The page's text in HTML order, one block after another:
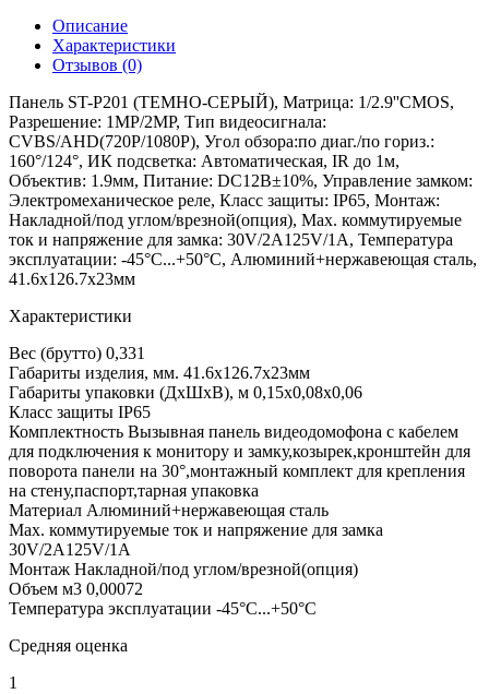
Описание
Характеристики
Отзывов (0)
Панель ST-P201 (ТЕМНО-СЕРЫЙ), Матрица: 1/2.9''CMOS,
Разрешение: 1MP/2MP, Тип видеосигнала:
CVBS/AHD(720P/1080P), Угол обзора:по диаг./по гориз.:
160°/124°, ИК подсветка: Автоматическая, IR до 1м,
Объектив: 1.9мм, Питание: DС12В±10%, Управление замком:
Электромеханическое реле, Класс защиты: IР65, Монтаж:
Накладной/под углом/врезной(опция), Мах. коммутируемые
ток и напряжение для замка: 30V/2A125V/1A, Температура
эксплуатации: -45°С...+50°С, Алюминий+нержавеющая сталь,
41.6х126.7х23мм
Характеристики
Вес (брутто) 0,331
Габариты изделия, мм. 41.6х126.7х23мм
Габариты упаковки (ДхШхВ), м 0,15x0,08x0,06
Класс защиты IР65
Комплектность Вызывная панель видеодомофона c кабелем
для подключения к монитору и замку,козырек,кронштейн для
поворота панели на 30°,монтажный комплект для крепления
на стену,паспорт,тарная упаковка
Материал Алюминий+нержавеющая сталь
Мах. коммутируемые ток и напряжение для замка
30V/2A125V/1A
Монтаж Накладной/под углом/врезной(опция)
Объем м3 0,00072
Температура эксплуатации -45°С...+50°С
Средняя оценка
1